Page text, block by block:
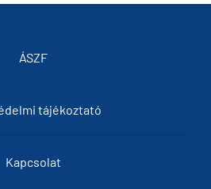
ÁSZF
tájékoztató
Kapcsolat